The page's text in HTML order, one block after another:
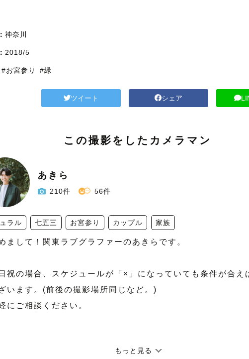
神奈川
2018/5
#お宮参り #緑
ツイート シェア
この撮影をしたカメラマン
あきら
210件 56件
ラル 七五三 お宮参り カップル 家族
まして！関東ラブグラファーのあきらです。
祝の場合、スケジュールが「×」になっていても条件が合え
います。(前後の撮影場所同じなど。)
にご相談ください。
もっと見る